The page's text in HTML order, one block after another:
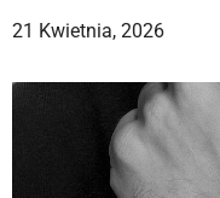
21 Kwietnia, 2026